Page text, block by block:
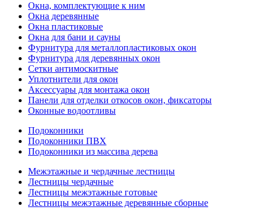
Окна, комплектующие к ним
Окна деревянные
Окна пластиковые
Окна для бани и сауны
Фурнитура для металлопластиковых окон
Фурнитура для деревянных окон
Сетки антимоскитные
Уплотнители для окон
Аксессуары для монтажа окон
Панели для отделки откосов окон, фиксаторы
Оконные водоотливы
Подоконники
Подоконники ПВХ
Подоконники из массива дерева
Межэтажные и чердачные лестницы
Лестницы чердачные
Лестницы межэтажные готовые
Лестницы межэтажные деревянные сборные